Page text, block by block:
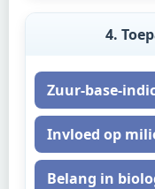
4.
Zuur-base-
Invloed op
Belang in